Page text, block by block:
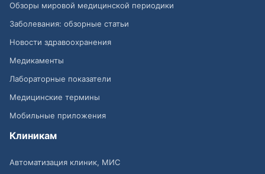
Обзоры мировой медицинской периодики
Заболевания: обзорные статьи
Новости здравоохранения
Медикаменты
Лабораторные показатели
Медицинские термины
Мобильные приложения
Клиникам
Автоматизация клиник, МИС